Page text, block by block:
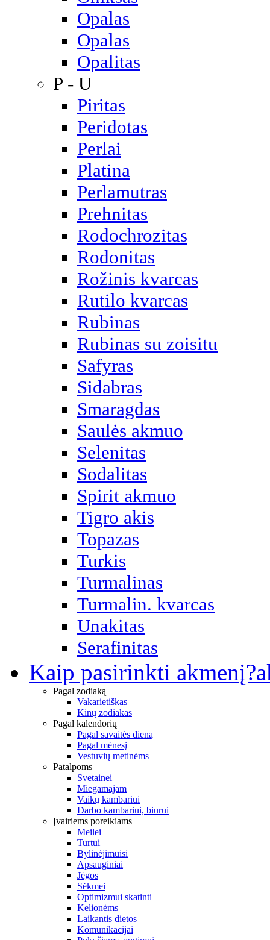
Opalas
Opalas
Opalitas
P - U
Piritas
Peridotas
Perlai
Platina
Perlamutras
Prehnitas
Rodochrozitas
Rodonitas
Rožinis kvarcas
Rutilo kvarcas
Rubinas
Rubinas su zoisitu
Safyras
Sidabras
Smaragdas
Saulės akmuo
Selenitas
Sodalitas
Spirit akmuo
Tigro akis
Topazas
Turkis
Turmalinas
Turmalin. kvarcas
Unakitas
Serafinitas
Kaip pasirinkti akmenį?
Pagal zodiaką
Vakarietiškas
Kinų zodiakas
Pagal kalendorių
Pagal savaitės dieną
Pagal mėnesį
Vestuvių metinėms
Patalpoms
Svetainei
Miegamajam
Vaikų kambariui
Darbo kambariui, biurui
Įvairiems poreikiams
Meilei
Turtui
Bylinėjimuisi
Apsauginiai
Jėgos
Sėkmei
Optimizmui skatinti
Kelionėms
Laikantis dietos
Komunikacijai